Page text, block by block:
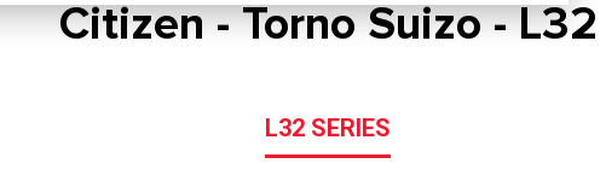
Citizen - Torno Suizo - L32
L32 SERIES